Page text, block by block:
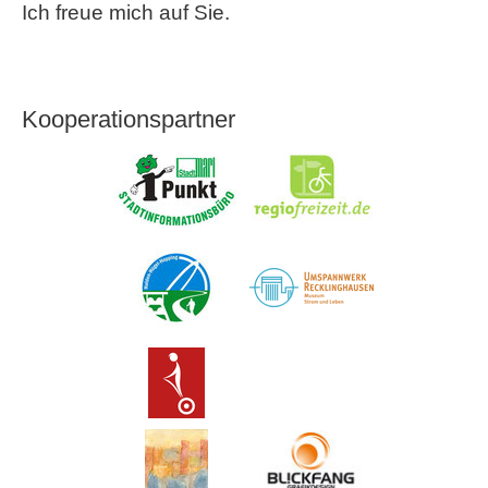
Ich freue mich auf Sie.
Kooperationspartner